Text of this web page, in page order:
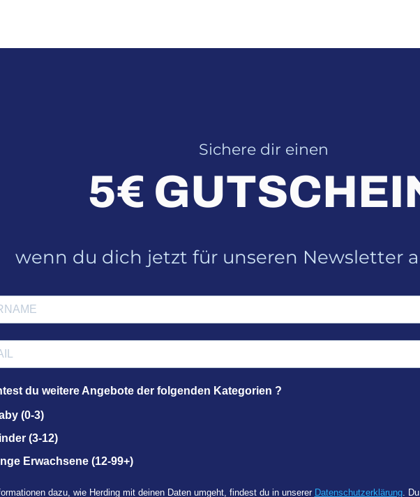
Sichere dir einen
5€
wenn du dich jetzt für unseren Newsletter
du weitere Angebote der folgenden Kategorien ?
(0-3)
(3-12)
Erwachsene (12-99+)
dazu, wie Herding mit deinen Daten umgeht, findest du in unserer Datenschutzerklärung.